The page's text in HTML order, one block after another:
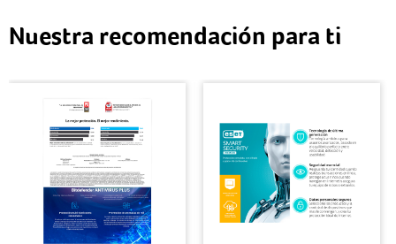
Nuestra recomendación para ti